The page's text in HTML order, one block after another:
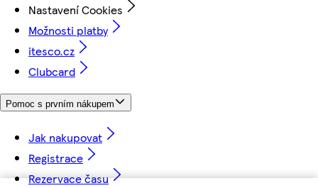
Nastavení Cookies
Možnosti platby
itesco.cz
Clubcard
Pomoc s prvním nákupem
Jak nakupovat
Registrace
Rezervace času